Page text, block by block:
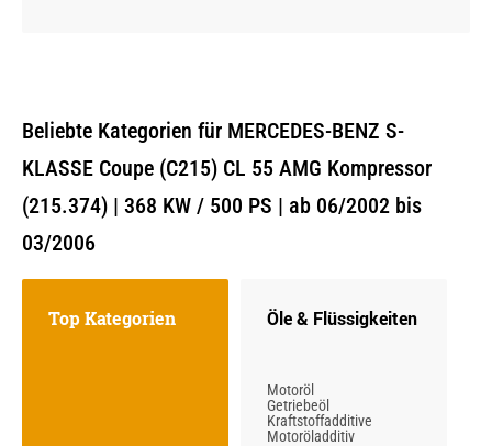
Beliebte Kategorien für MERCEDES-BENZ S-
KLASSE Coupe (C215) CL 55 AMG Kompressor
(215.374) | 368 KW / 500 PS | ab 06/2002 bis
03/2006
Top Kategorien Öle & Flüssigkeiten
Motoröl
Getriebeöl
Kraftstoffadditive
Motoröladditiv